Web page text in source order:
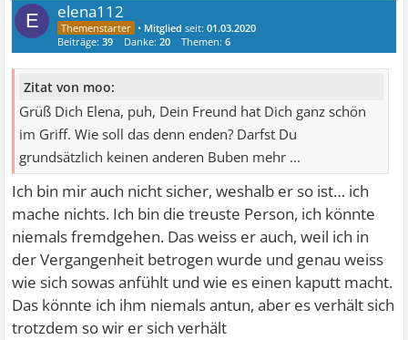
E elena112
• Mitglied seit:01.03.2020
Beiträge:39 Danke:20 Themen:6
Zitat von moo:
Grüß Dich Elena, puh, Dein Freund hat Dich ganz schön
im Griff. Wie soll das denn enden? Darfst Du
grundsätzlich keinen anderen Buben mehr ...
Ich bin mir auch nicht sicher, weshalb er so ist… ich
mache nichts. Ich bin die treuste Person, ich könnte
niemals fremdgehen. Das weiss er auch, weil ich in
der Vergangenheit betrogen wurde und genau weiss
wie sich sowas anfühlt und wie es einen kaputt macht.
Das könnte ich ihm niemals antun, aber es verhält sich
trotzdem so wir er sich verhält